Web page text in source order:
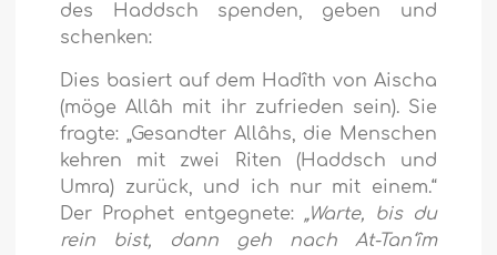
des Haddsch spenden, geben und
schenken:
Dies basiert auf dem Hadîth von Aischa
(möge Allâh mit ihr zufrieden sein). Sie
fragte: „Gesandter Allâhs, die Menschen
kehren mit zwei Riten (Haddsch und
Umra) zurück, und ich nur mit einem.“
Der Prophet entgegnete: „Warte, bis du
rein bist, dann geh nach At-Tan‘îm